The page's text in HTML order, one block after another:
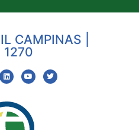
CAMPINAS |
1270